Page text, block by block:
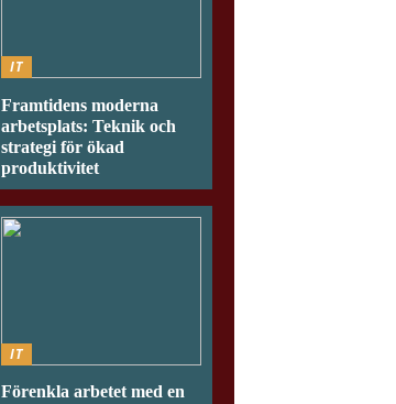
IT
Framtidens moderna
arbetsplats: Teknik och
strategi för ökad
produktivitet
IT
Förenkla arbetet med en